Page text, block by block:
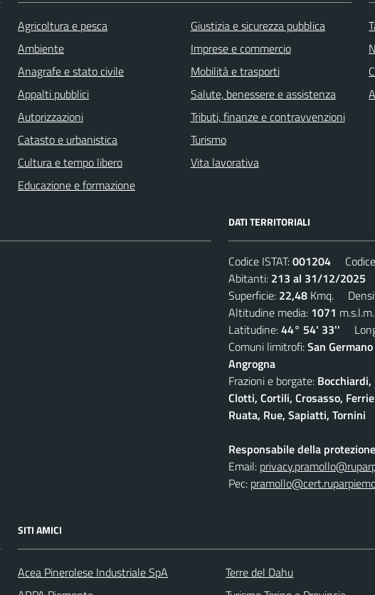
Agricoltura e pesca
Ambiente
Anagrafe e stato civile
Appalti pubblici
Autorizzazioni
Catasto e urbanistica
Cultura e tempo libero
Educazione e formazione
Giustizia e sicurezza pubblica
Imprese e commercio
Mobilità e trasporti
Salute, benessere e assistenza
Tributi, finanze e contravvenzioni
Turismo
Vita lavorativa
DATI TERRITORIALI
Codice ISTAT:001204
Abitanti: 213 al 31/12/2025
Superficie: 22,48 Kmq.
Altitudine media: 1071 m.s.l.m.
Latitudine:44° 54' 33''
Comuni limitrofi:San
Angrogna
Frazioni e borgate:
Clotti, Cortili, Crosasso,
Ruata, Rue, Sapiatti, Tornini
Responsabile della
Email:
Pec:
SITI AMICI
Acea Pinerolese Industriale SpA
Terre del Dahu